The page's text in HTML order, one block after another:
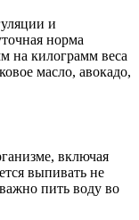
и
норма
на килограмм веса
масло, авокадо,
включая
выпивать не
пить воду во